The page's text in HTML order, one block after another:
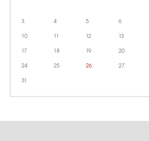
3 4 5 6
10 11 12 13
17 18 19 20
24 25 26 27
31